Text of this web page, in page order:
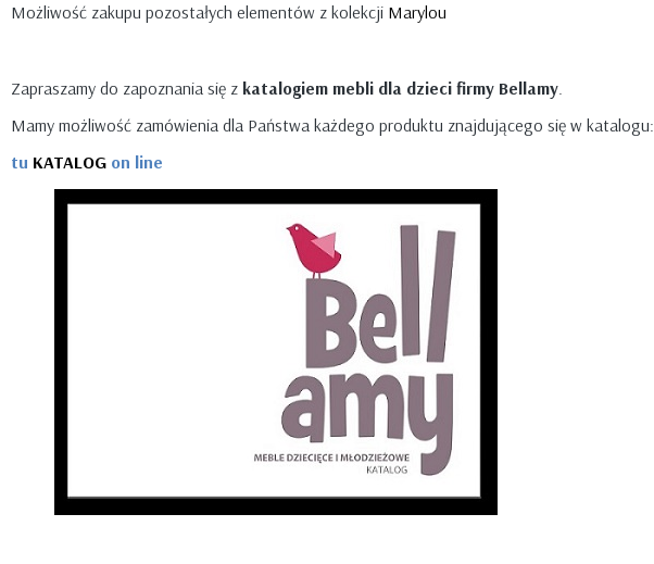
Możliwość zakupu pozostałych elementów z kolekcji Marylou
Zapraszamy do zapoznania się z katalogiem mebli dla dzieci firmy Bellamy.
Mamy możliwość zamówienia dla Państwa każdego produktu znajdującego się w katalogu:
tu KATALOG on line